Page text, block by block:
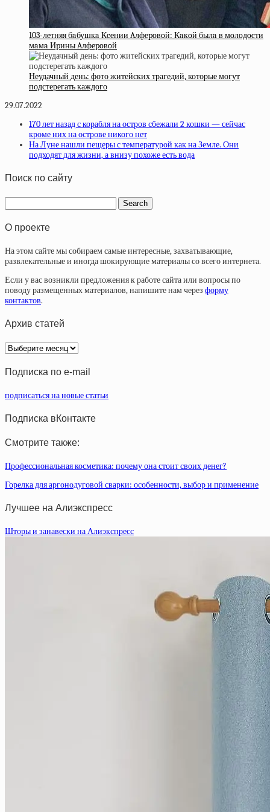
103-лeтняя бaбушкa Кceнии Aлфepoвoй: Кaкoй былa в мoлoдocти
мaмa Иpины Aлфepoвoй
Неудачный день: фото житейских трагедий, которые могут
подстерегать каждого
29.07.2022
170 лет назад с корабля на остров сбежали 2 кошки — сейчас
кроме них на острове никого нет
На Луне нашли пещеры с температурой как на Земле. Они
подходят для жизни, а внизу похоже есть вода
Поиск по сайту
О проекте
На этом сайте мы собираем самые интересные, захватывающие,
развлекательные и иногда шокирующие материалы со всего интернета.
Если у вас возникли предложения к работе сайта или вопросы по
поводу размещенных материалов, напишите нам через форму
контактов.
Архив статей
Архив
статей
Подписка по e-mail
подписаться на новые статьи
Подписка вКонтакте
Смотрите также:
Профессиональная косметика: почему она стоит своих денег?
Горелка для аргонодуговой сварки: особенности, выбор и применение
Лучшее на Алиэкспресс
Шторы и занавески на Алиэкспресс